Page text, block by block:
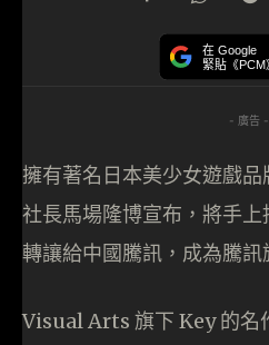
在 Google
緊貼《PCM
- 廣告 -
擁有著名日本美少女遊戲
社長馬場隆博宣布，將手
轉讓給中國騰訊，成為騰訊
Visual Arts 旗下 Key 的名